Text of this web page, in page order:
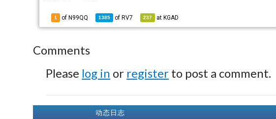
1 of N99QQ 1385 of RV7 237 at KGAD
Comments
Please log in or register to post a comment.
动态日志